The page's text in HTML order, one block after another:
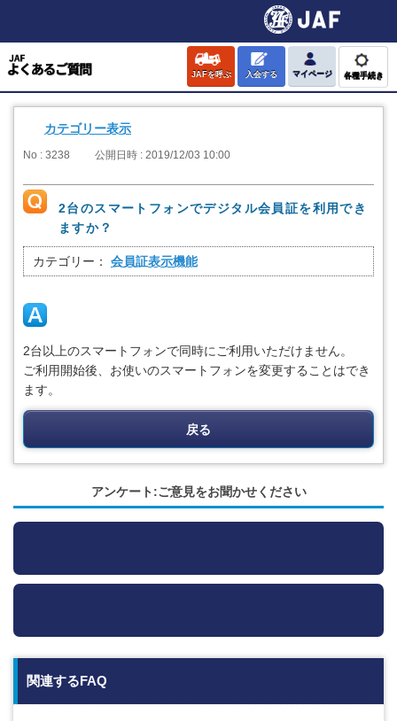
JAFを呼ぶ 入会する マイページ 各種手続き
カテゴリー表示
No : 3238 公開日時 : 2019/12/03 10:00
2台のスマートフォンでデジタル会員証を利用でき
ますか？
カテゴリー： 会員証表示機能
2台以上のスマートフォンで同時にご利用いただけません。
ご利用開始後、お使いのスマートフォンを変更することはでき
ます。
戻る
アンケート:ご意見をお聞かせください
関連するFAQ